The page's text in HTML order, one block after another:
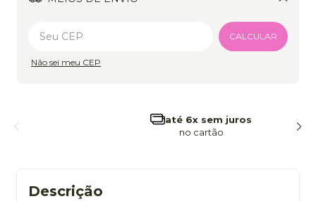
Alterar CEP
CALCULAR
Não sei meu CEP
frete grátis
a partir de 299
Descrição